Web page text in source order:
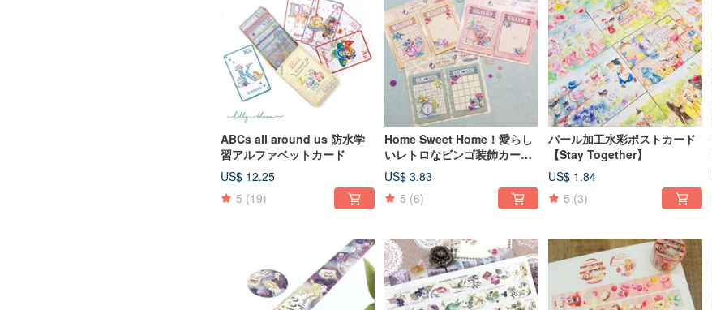
ABCs all around us 防水学
習アルファベットカード
US$ 12.25
5 (19)
Home Sweet Home！愛らし
いレトロなビンゴ装飾カード /
メッセージカード / メモ帳
US$ 3.83
5 (6)
パール加工水彩ポストカード
【Stay Together】
US$ 1.84
5 (3)